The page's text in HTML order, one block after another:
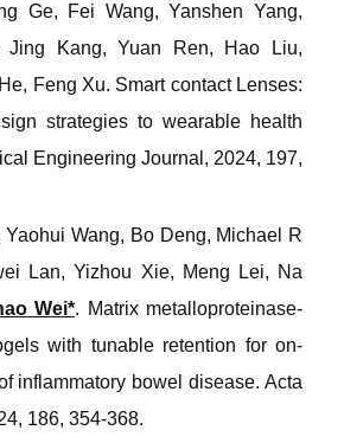
Ge, Fei Wang, Yanshen Yang,
Jing Kang, Yuan Ren, Hao Liu,
Feng Xu. Smart contact Lenses:
strategies to wearable health
Engineering Journal , 2024, 197,
Wang, Bo Deng, Michael R
Lan, Yizhou Xie, Meng Lei, Na
Wei*. Matrix metalloproteinase-
with tunable retention for on-
inflammatory bowel disease. Acta
186, 354-368.